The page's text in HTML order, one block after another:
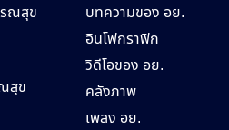
รณสุข
สุข
บทความของ อย.
อินโฟกราฟิก
วิดีโอของ อย.
คลังภาพ
เพลง อย.